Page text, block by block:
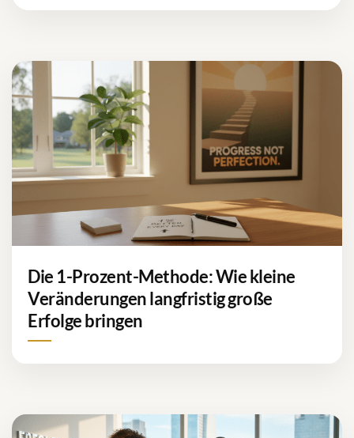
Die 1-Prozent-Methode: Wie kleine
Veränderungen langfristig große
Erfolge bringen